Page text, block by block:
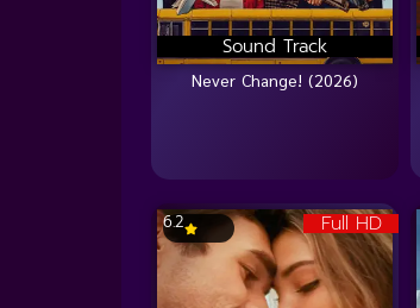
Sound Track
Never Change! (2026)
Full HD
6.2